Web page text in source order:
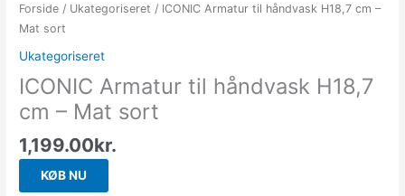
Forside / Ukategoriseret / ICONIC Armatur til håndvask H18,7 cm –
Mat sort
Ukategoriseret
ICONIC Armatur til håndvask H18,7
cm – Mat sort
1,199.00kr.
KØB NU